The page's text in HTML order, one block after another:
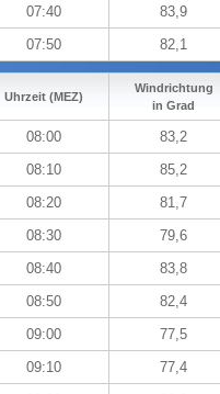
07:40
83,9
07:50
82,1
Uhrzeit (MEZ)
Windrichtung
in Grad
08:00 83,2
08:10
85,2
08:20
81,7
08:30
79,6
08:40
83,8
08:50
82,4
09:00
77,5
09:10
77,4